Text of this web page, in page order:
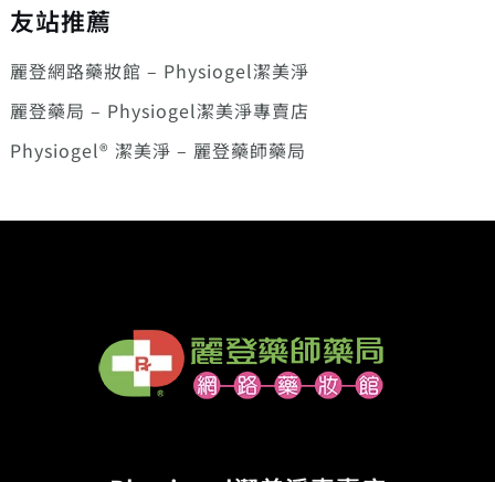
友站推薦
麗登網路藥妝館 – Physiogel潔美淨
麗登藥局 – Physiogel潔美淨專賣店
Physiogel® 潔美淨 – 麗登藥師藥局